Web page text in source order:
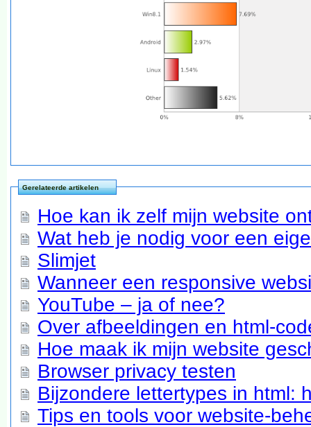
Gerelateerde artikelen
Hoe kan ik zelf mijn website
Wat heb je nodig voor een
Slimjet
Wanneer een responsive
YouTube – ja of nee?
Over afbeeldingen en html-
Hoe maak ik mijn website
Browser privacy testen
Bijzondere lettertypes in html:
Tips en tools voor website-